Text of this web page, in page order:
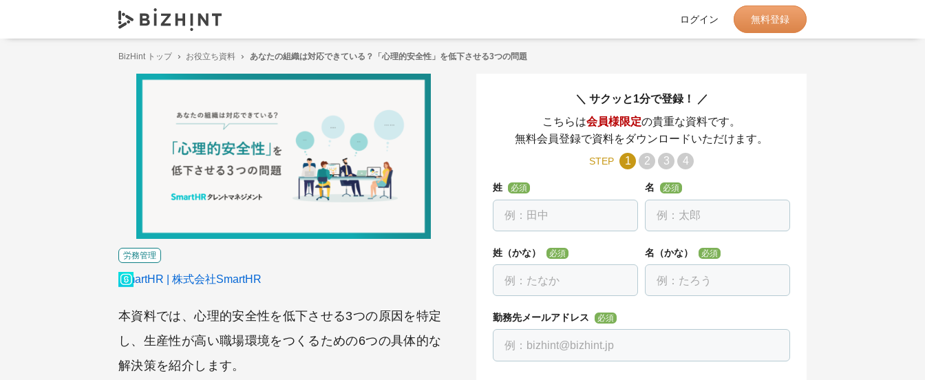
ログイン 無料登録
BizHint トップ お役立ち資料 あなたの組織は対応できている？「心理的安全性」を低下させる3つの問題
本資料では、心理的安全性を低下させる3つの原因を特定
し、生産性が高い職場環境をつくるための6つの具体的な
解決策を紹介します。
労務管理
SmartHR 株式会社SmartHR
サクッと1分で登録！
こちらは会員様限定の貴重な資料です。
無料会員登録で資料をダウンロードいただけます。
STEP 1 2 3 4
姓 必須 名 必須
姓（かな） 必須 名（かな） 必須
勤務先メールアドレス 必須